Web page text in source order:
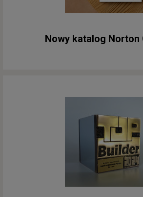
Nowy katalog Norton